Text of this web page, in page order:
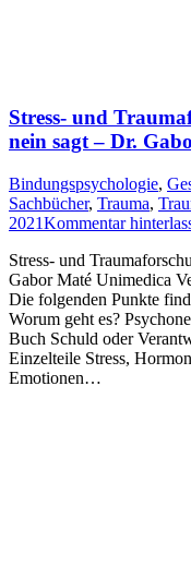
Stress- und
nein sagt – Dr.
Bindungspsychologie,
Sachbücher, Trauma,
2021Kommentar
Stress- und
Gabor Maté Unimedica
Die folgenden Punkte
Worum geht es?
Buch Schuld oder
Einzelteile Stress,
Emotionen…